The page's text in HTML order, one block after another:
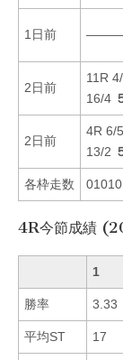
1日前
2日前
11R
16/4
2日前
4R 6/5
13/2
各枠走数
4R今節成績
1
勝率 3.33
平均ST 17